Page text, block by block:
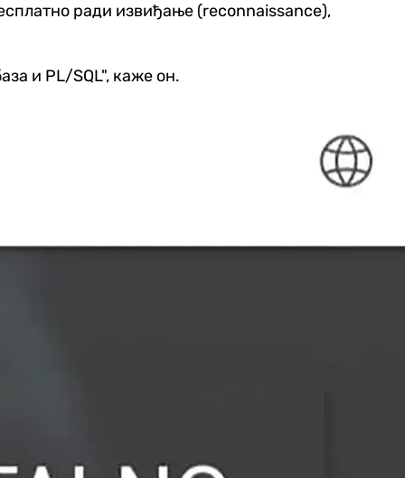
ради извиђање (reconnaissance),
и PL/SQL", каже он.